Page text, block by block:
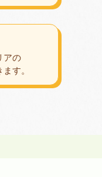
アの
す。